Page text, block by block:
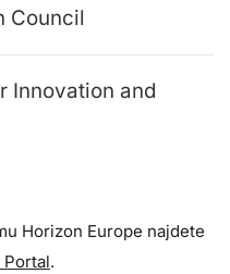
Council
Innovation and
Horizon Europe najdete
Portal.